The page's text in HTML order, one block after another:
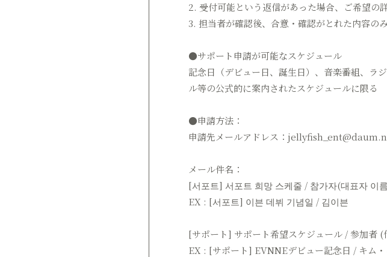
2. 受付可能という返信があった場合、ご希望の
3. 担当者が確認後、合意・確認がとれた内容の
●サポート申請が可能なスケジュール
記念日（デビュー日、誕生日）、音楽番組、ラ
ル等の公式的に案内されたスケジュールに限る
●申請方法：
申請先メールアドレス：
メール件名：
[서포트] 서포트 희망 스케줄 / 참가자(대표자 이
EX : [서포트] 이븐 데뷔 기념일 / 김이븐
[サポート] サポート希望スケジュール / 参加者 (
EX : [サポート] EVNNEデビュー記念日 / キム・